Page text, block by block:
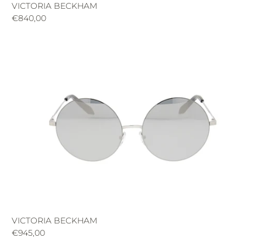
VICTORIA BECKHAM
€840,00
VICTORIA BECKHAM
€945,00